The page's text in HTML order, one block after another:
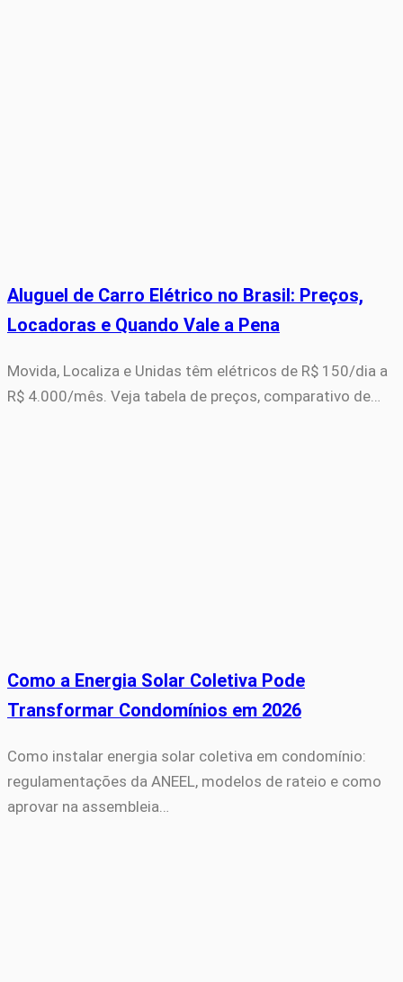
Aluguel de Carro Elétrico no Brasil: Preços,
Locadoras e Quando Vale a Pena
Movida, Localiza e Unidas têm elétricos de R$ 150/dia a
R$ 4.000/mês. Veja tabela de preços, comparativo de…
Como a Energia Solar Coletiva Pode
Transformar Condomínios em 2026
Como instalar energia solar coletiva em condomínio:
regulamentações da ANEEL, modelos de rateio e como
aprovar na assembleia…